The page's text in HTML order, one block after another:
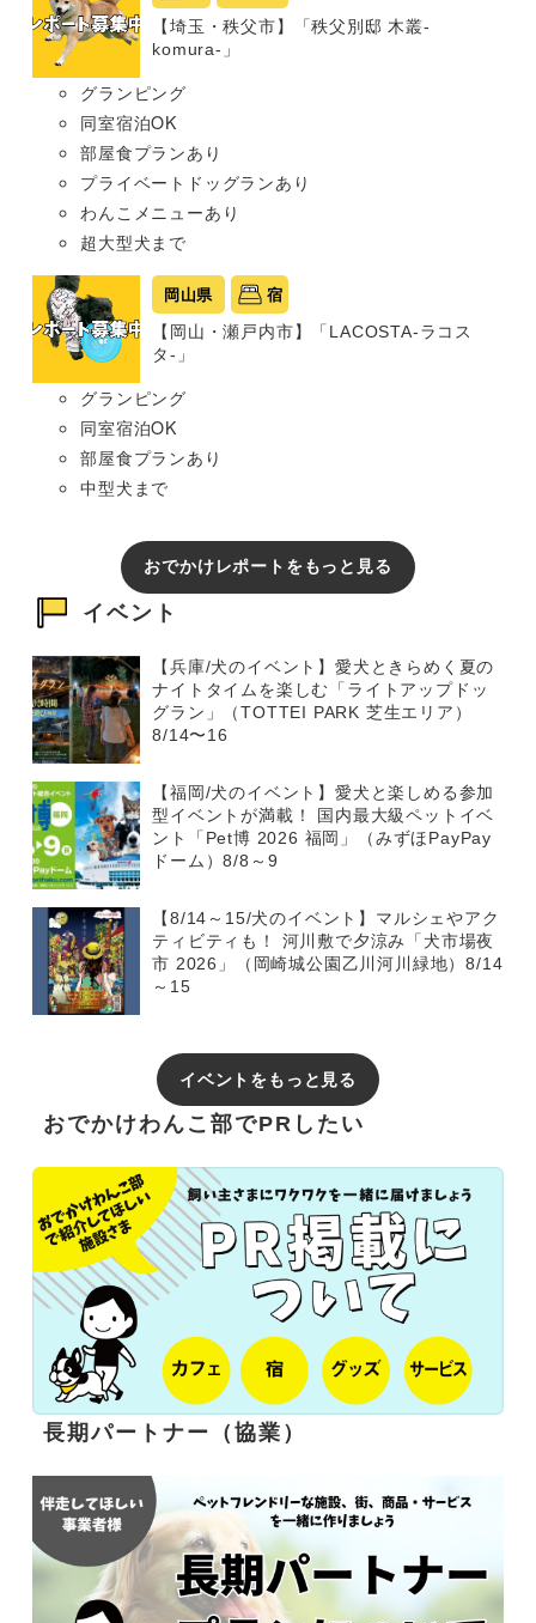
【埼玉・秩父市】「秩父別邸 木叢-
komura-」
グランピング
同室宿泊OK
部屋食プランあり
プライベートドッグランあり
わんこメニューあり
超大型犬まで
岡山県 宿
【岡山・瀬戸内市】「LACOSTA-ラコス
タ-」
グランピング
同室宿泊OK
部屋食プランあり
中型犬まで
おでかけレポートをもっと見る
イベント
【兵庫/犬のイベント】愛犬ときらめく夏の
ナイトタイムを楽しむ「ライトアップドッ
グラン」（TOTTEI PARK 芝生エリア）
8/14〜16
【福岡/犬のイベント】愛犬と楽しめる参加
型イベントが満載！ 国内最大級ペットイベ
ント「Pet博 2026 福岡」（みずほPayPay
ドーム）8/8～9
【8/14～15/犬のイベント】マルシェやアク
ティビティも！ 河川敷で夕涼み「犬市場夜
市 2026」（岡崎城公園乙川河川緑地）8/14
～15
イベントをもっと見る
おでかけわんこ部でPRしたい
長期パートナー（協業）